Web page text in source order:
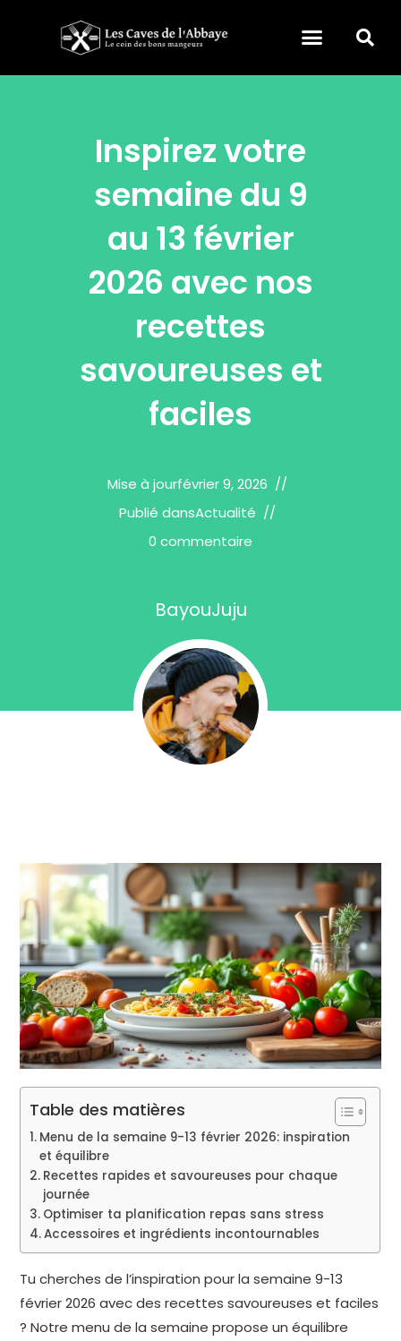
Inspirez votre
semaine du 9
au 13 février
2026 avec nos
recettes
savoureuses et
faciles
Mise à jourfévrier 9, 2026
Publié dansActualité
0 commentaire
BayouJuju
Table des matières
Menu de la semaine 9-13 février 2026: inspiration
et équilibre
Recettes rapides et savoureuses pour chaque
journée
Optimiser ta planification repas sans stress
Accessoires et ingrédients incontournables
Tu cherches de l’inspiration pour la semaine 9-13
février 2026 avec des recettes savoureuses et faciles
? Notre menu de la semaine propose un équilibre